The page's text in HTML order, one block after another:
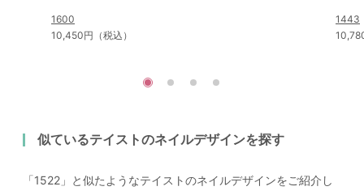
1600
10,450円（税込）
1443
似ているテイストのネイルデザインを探す
「1522」と似たようなテイストのネイルデザインをご紹介し